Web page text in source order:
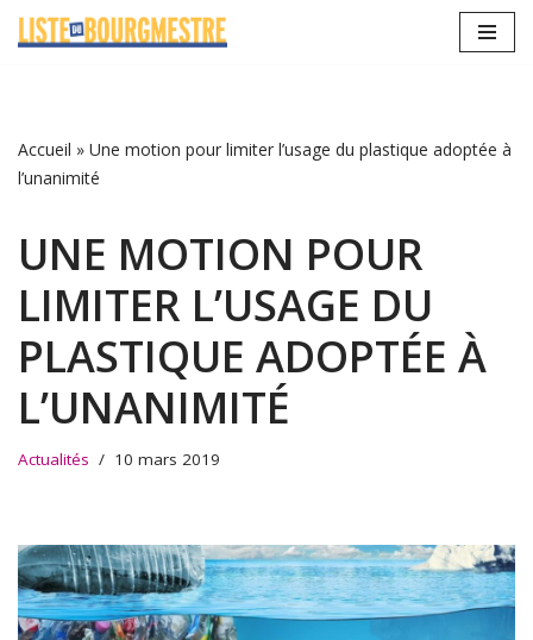
Accueil » Une motion pour limiter l’usage du plastique adoptée à
l’unanimité
UNE MOTION POUR
LIMITER L’USAGE DU
PLASTIQUE ADOPTÉE À
L’UNANIMITÉ
Actualités 10 mars 2019